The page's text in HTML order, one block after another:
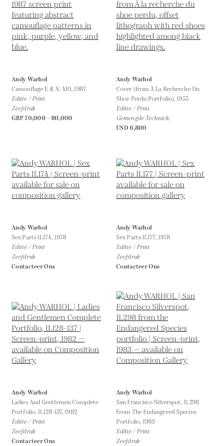
Andy Warhol
Camouflage F. & S. 410,1987
Editie / Print
Zeefdruk
GBP 70,000 - 80,000
Andy Warhol
Cover (from À La Recherche Du
Shoe Perdu Portfolio),1955
Editie / Print
Gemengde Techniek.
USD 6,800
Andy Warhol
Sex Parts II.174, 1978
Editie / Print
Zeefdruk
Contacteer Ons
Andy Warhol
Sex Parts II.177, 1978
Editie / Print
Zeefdruk
Contacteer Ons
Andy Warhol
Ladies And Gentlemen Complete
Portfolio, II.128-137,1982
Editie / Print
Zeefdruk
Contacteer Ons
Andy Warhol
San Francisco Silverspot, II.298
From The Endangered Species
Portfolio,1983
Editie / Print
Zeefdruk